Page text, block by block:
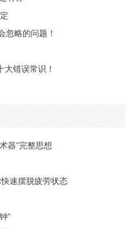
忽略的问题！
错误常识！
器”完整思想
速摆脱疲劳状态
”